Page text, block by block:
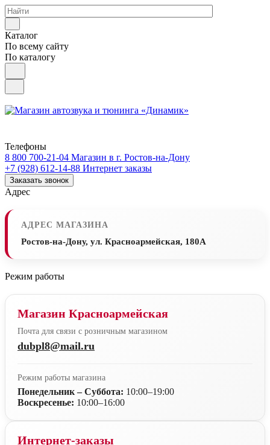
Каталог
По всему сайту
По каталогу
Телефоны
8 800 700-21-04 Магазин в г. Ростов-на-Дону
+7 (928) 612-14-88 Интернет заказы
Заказать звонок
Адрес
АДРЕС МАГАЗИНА
Ростов-на-Дону, ул. Красноармейская, 180А
Режим работы
Магазин Красноармейская
Почта для связи с розничным магазином
dubpl8@mail.ru
Режим работы магазина
Понедельник – Суббота: 10:00–19:00
Воскресенье: 10:00–16:00
Интернет-заказы